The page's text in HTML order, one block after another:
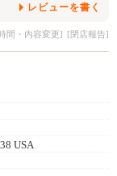
レビューを書く
間・内容変更] [閉店報告]
USA